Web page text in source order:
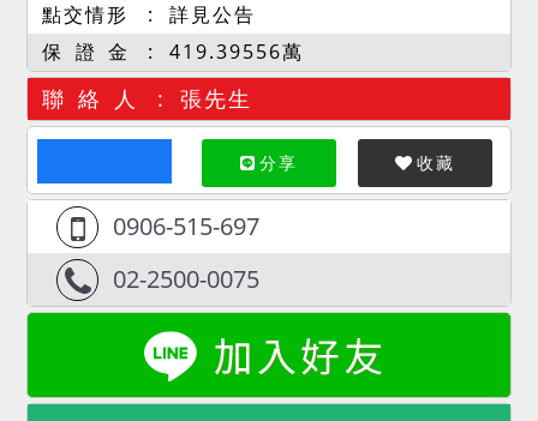
點交情形
詳見公告
保 證 金
419.39556萬
聯 絡 人 張先生
分享 收藏
0906-515-697
02-2500-0075